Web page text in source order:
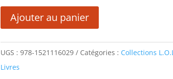
Les
cahiers
Le
Germe
Ajouter au panier
UGS : 978-1521116029 Catégories : Collections
Livres